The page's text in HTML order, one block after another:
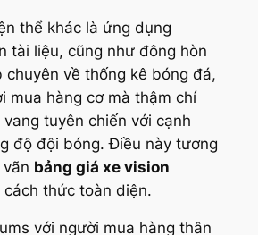
thể khác là ứng dụng
tài liệu, cũng như đông hòn
chuyên về thống kê bóng đá,
mua hàng cơ mà thậm chí
tuyên chiến với cạnh
độ đội bóng. Điều này tương
bảng giá xe vision
cách thức toàn diện.
với người mua hàng thân